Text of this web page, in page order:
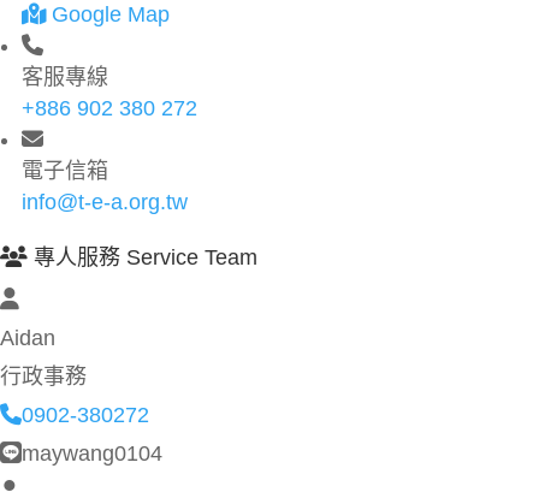
Google Map
客服專線
+886 902 380 272
電子信箱
info@t-e-a.org.tw
專人服務 Service Team
Aidan
行政事務
0902-380272
maywang0104